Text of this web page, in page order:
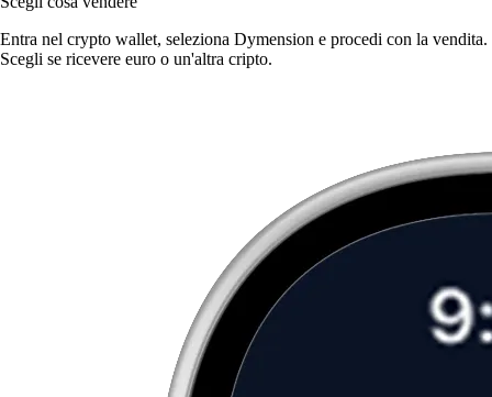
Entra nel crypto wallet, seleziona Dymension e procedi con la vendita.
Scegli se ricevere euro o un'altra cripto.